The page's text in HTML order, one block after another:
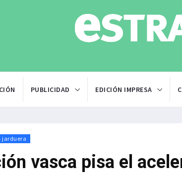
PUBLICIDAD EDICIÓN IMPRESA
jarduera
vasca pisa el